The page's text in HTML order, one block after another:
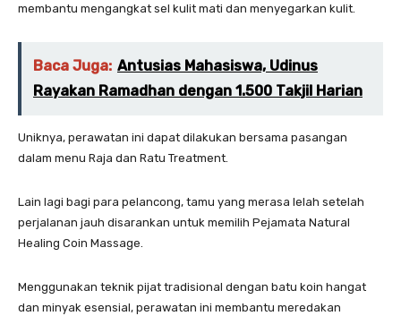
membantu mengangkat sel kulit mati dan menyegarkan kulit.
Baca Juga: Antusias Mahasiswa, Udinus
Rayakan Ramadhan dengan 1.500 Takjil Harian
Uniknya, perawatan ini dapat dilakukan bersama pasangan
dalam menu Raja dan Ratu Treatment.
Lain lagi bagi para pelancong, tamu yang merasa lelah setelah
perjalanan jauh disarankan untuk memilih Pejamata Natural
Healing Coin Massage.
Menggunakan teknik pijat tradisional dengan batu koin hangat
dan minyak esensial, perawatan ini membantu meredakan